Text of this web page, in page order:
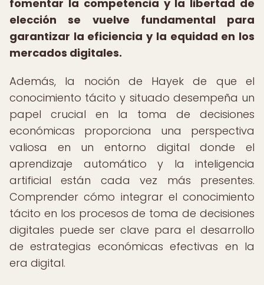
fomentar la competencia y la libertad de
elección se vuelve fundamental para
garantizar la eficiencia y la equidad en los
mercados digitales.
Además, la noción de Hayek de que el
conocimiento tácito y situado desempeña un
papel crucial en la toma de decisiones
económicas proporciona una perspectiva
valiosa en un entorno digital donde el
aprendizaje automático y la inteligencia
artificial están cada vez más presentes.
Comprender cómo integrar el conocimiento
tácito en los procesos de toma de decisiones
digitales puede ser clave para el desarrollo
de estrategias económicas efectivas en la
era digital.